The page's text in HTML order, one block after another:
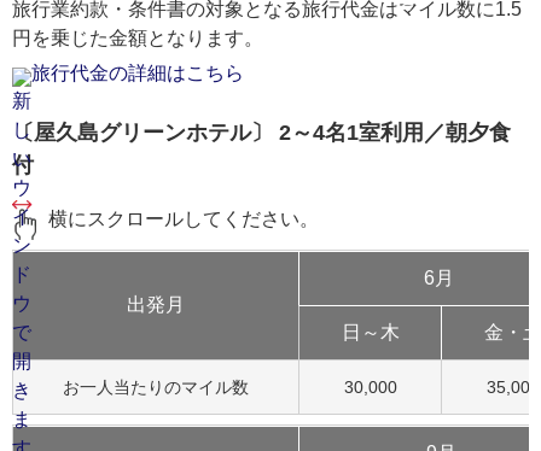
旅行業約款・条件書の対象となる旅行代金はマイル数に1.5
円を乗じた金額となります。
旅行代金の詳細はこちら
〔屋久島グリーンホテル〕 2～4名1室利用／朝夕食
付
横にスクロールしてください。
出発月
6月
日～木 金・土
お一人当たりのマイル数 30,000 35,000